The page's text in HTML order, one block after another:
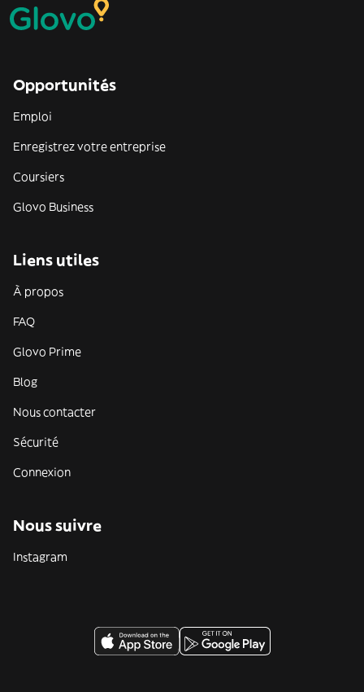
Opportunités
Emploi
Enregistrez votre entreprise
Coursiers
Glovo Business
Liens utiles
À propos
FAQ
Glovo Prime
Blog
Nous contacter
Sécurité
Connexion
Nous suivre
Instagram